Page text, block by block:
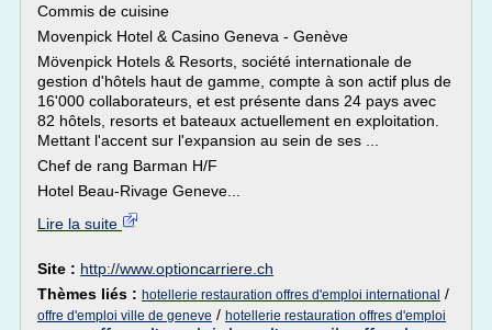
Commis de cuisine
Movenpick Hotel & Casino Geneva - Genève
Mövenpick Hotels & Resorts, société internationale de
gestion d'hôtels haut de gamme, compte à son actif plus de
16'000 collaborateurs, et est présente dans 24 pays avec
82 hôtels, resorts et bateaux actuellement en exploitation.
Mettant l'accent sur l'expansion au sein de ses ...
Chef de rang Barman H/F
Hotel Beau-Rivage Geneve...
Lire la suite
Site : http://www.optioncarriere.ch
Thèmes liés : hotellerie restauration offres d'emploi international /
offre d'emploi ville de geneve / hotellerie restauration offres d'emploi